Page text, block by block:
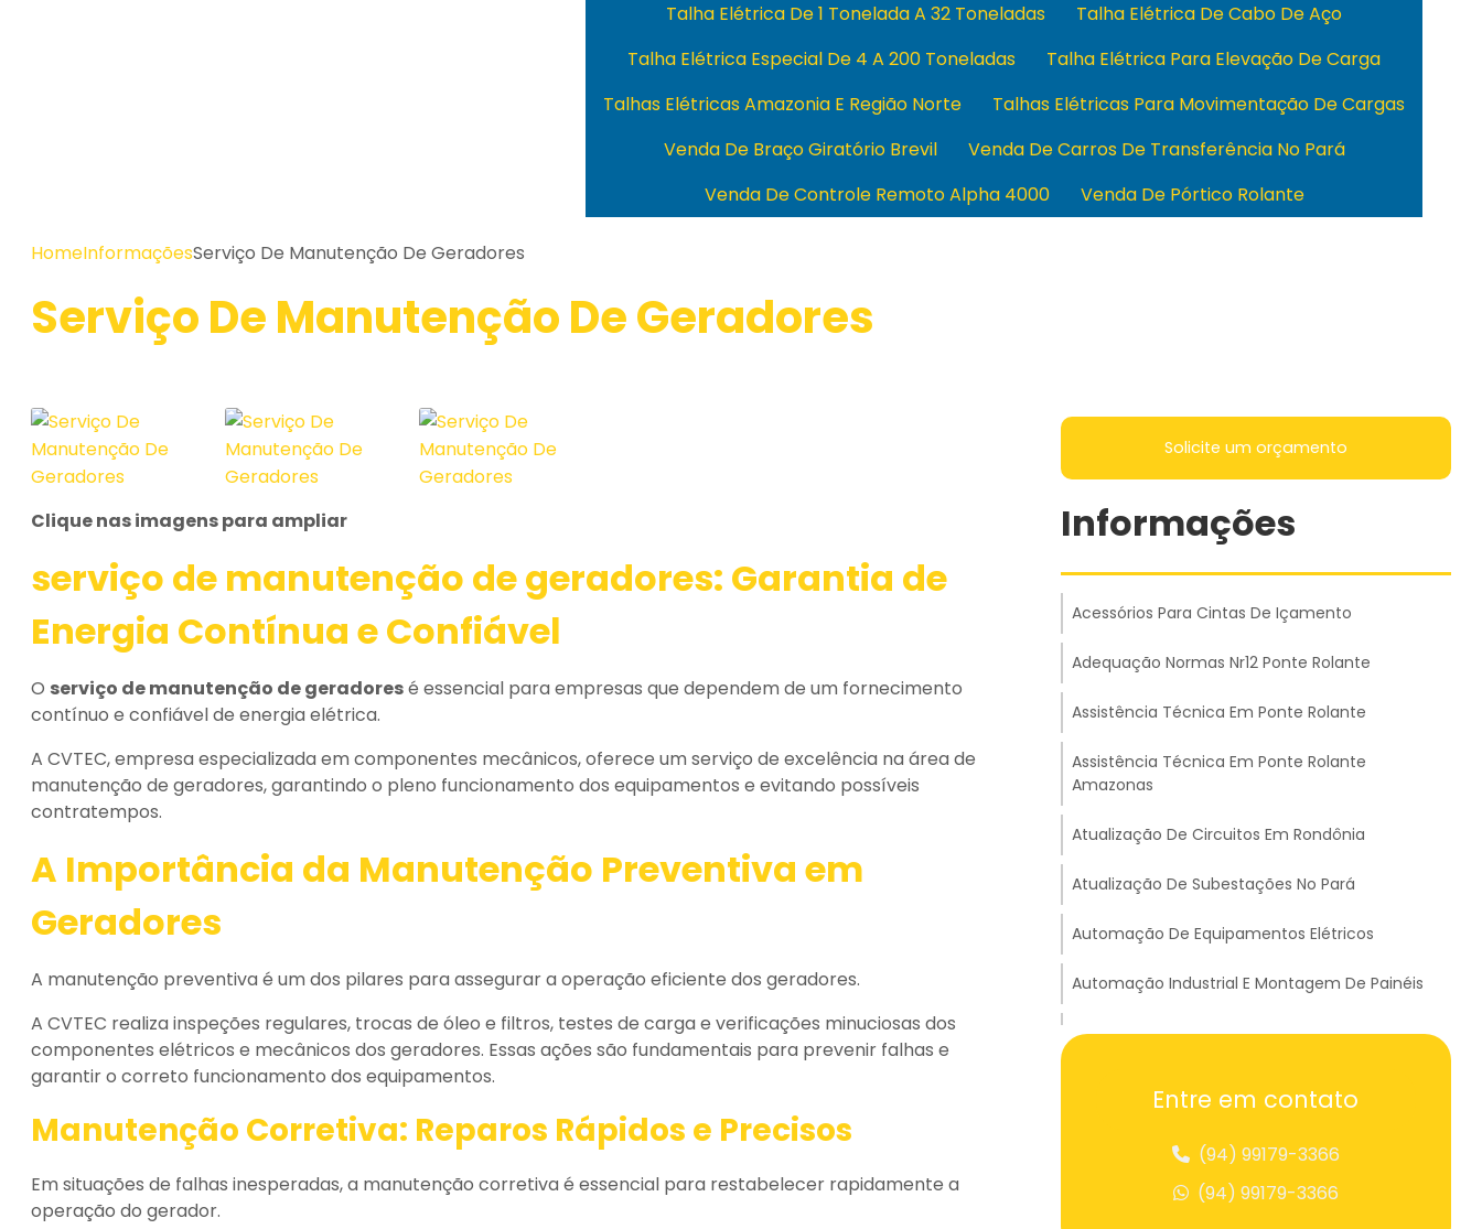
Talha Elétrica De 1 Tonelada A 32 Toneladas
Talha Elétrica De Cabo De Aço
Talha Elétrica Especial De 4 A 200 Toneladas
Talha Elétrica Para Elevação De Carga
Talhas Elétricas Amazonia E Região Norte
Talhas Elétricas Para Movimentação De Cargas
Venda De Braço Giratório Brevil
Venda De Carros De Transferência No Pará
Venda De Controle Remoto Alpha 4000
Venda De Pórtico Rolante
HomeInformaçõesServiço De Manutenção De Geradores
Serviço De Manutenção De Geradores
Clique nas imagens para ampliar
serviço de manutenção de geradores: Garantia de
Energia Contínua e Confiável
O serviço de manutenção de geradoresé essencial para empresas que dependem de um fornecimento
contínuo e confiável de energia elétrica.
A CVTEC, empresa especializada em componentes mecânicos, oferece um serviço de excelência na área de
manutenção de geradores, garantindo o pleno funcionamento dos equipamentos e evitando possíveis
contratempos.
A Importância da Manutenção Preventiva em
Geradores
A manutenção preventiva é um dos pilares para assegurar a operação eficiente dos geradores.
A CVTEC realiza inspeções regulares, trocas de óleo e filtros, testes de carga e verificações minuciosas dos
componentes elétricos e mecânicos dos geradores. Essas ações são fundamentais para prevenir falhas e
garantir o correto funcionamento dos equipamentos.
Manutenção Corretiva: Reparos Rápidos e Precisos
Em situações de falhas inesperadas, a manutenção corretiva é essencial para restabelecer rapidamente a
operação do gerador.
Solicite um orçamento
Informações
Acessórios Para Cintas De Içamento
Adequação Normas Nr12 Ponte Rolante
Assistência Técnica Em Ponte Rolante
Assistência Técnica Em Ponte Rolante
Amazonas
Atualização De Circuitos Em Rondônia
Atualização De Subestações No Pará
Automação De Equipamentos Elétricos
Automação Industrial E Montagem De Painéis
Balança Suspensa Para Pesagem
Balancim Travessão A Para Carga
Entre em contato
(94) 99179-3366
(94) 99179-3366